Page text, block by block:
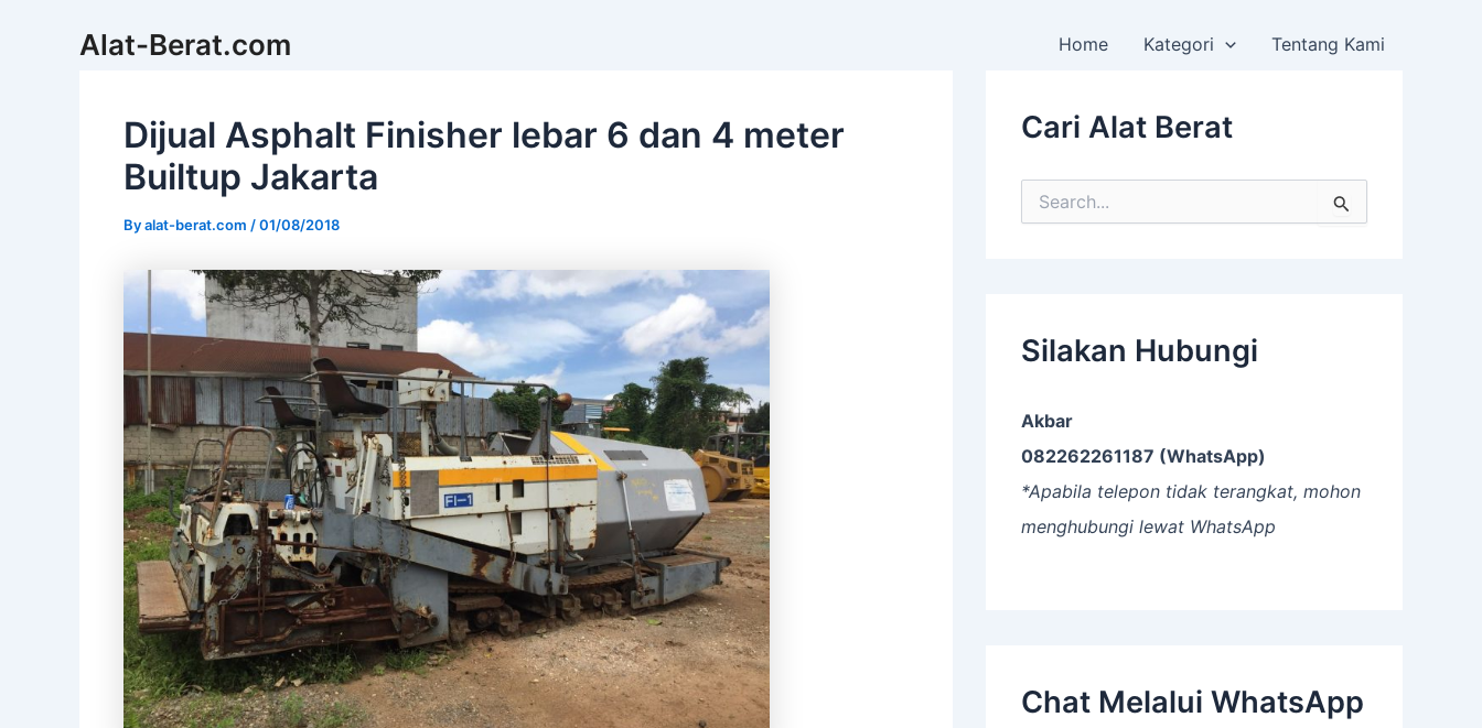
Alat-Berat.com Home Kategori Tentang Kami
Dijual Asphalt Finisher lebar 6 dan 4 meter
Builtup Jakarta
Byalat-berat.com /01/08/2018
Cari Alat Berat
o
rSilakan Hubungi
Akbar
082262261187 (WhatsApp)
*Apabila telepon tidak terangkat, mohon
menghubungi lewat WhatsApp
Chat Melalui WhatsApp